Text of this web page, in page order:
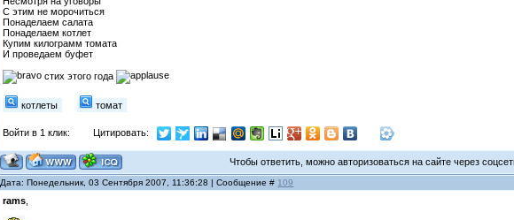
С этим не морочиться
Понаделаем салата
Понаделаем котлет
Купим килограмм томата
И проведаем буфет
стих этого года
котлеты томат
Войти в 1 клик: Цитировать:
Чтобы ответить, можно авторизоваться на сайте через
Дата: Понедельник, 03 Сентября 2007, 11:36:28 | Сообщение # 109
rams